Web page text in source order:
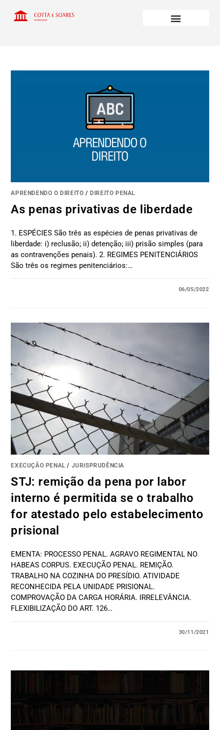
APRENDENDO O DIREITO / DIREITO PENAL
As penas privativas de liberdade
1. ESPÉCIES São três as espécies de penas privativas de
liberdade: i) reclusão; ii) detenção; iii) prisão simples (para
as contravenções penais). 2. REGIMES PENITENCIÁRIOS
São três os regimes penitenciários:…
06/05/2022
EXECUÇÃO PENAL / JURISPRUDÊNCIA
STJ: remição da pena por labor
interno é permitida se o trabalho
for atestado pelo estabelecimento
prisional
EMENTA: PROCESSO PENAL. AGRAVO REGIMENTAL NO
HABEAS CORPUS. EXECUÇÃO PENAL. REMIÇÃO.
TRABALHO NA COZINHA DO PRESÍDIO. ATIVIDADE
RECONHECIDA PELA UNIDADE PRISIONAL.
COMPROVAÇÃO DA CARGA HORÁRIA. IRRELEVÂNCIA.
FLEXIBILIZAÇÃO DO ART. 126…
30/11/2021